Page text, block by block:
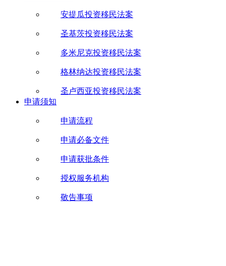
安提瓜投资移民法案
圣基茨投资移民法案
多米尼克投资移民法案
格林纳达投资移民法案
圣卢西亚投资移民法案
申请须知
申请流程
申请必备文件
申请获批条件
授权服务机构
敬告事项